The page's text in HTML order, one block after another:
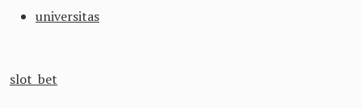
universitas
slot bet